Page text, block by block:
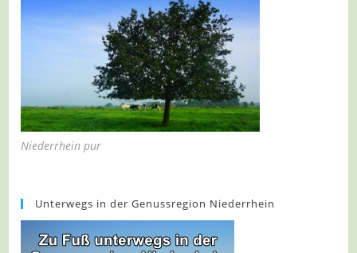
Niederrhein pur
Unterwegs in der Genussregion Niederrhein